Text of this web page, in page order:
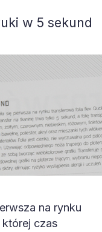
w 5 sekund
na rynku
czas